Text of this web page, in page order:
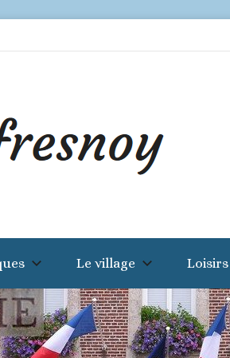
Le village Loisirs